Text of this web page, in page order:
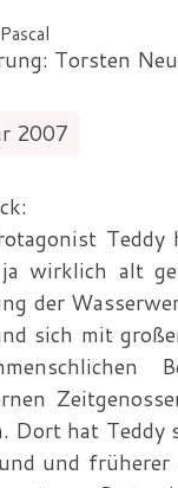
Torsten
2007
wirklich alt
der
sich mit
Dort hat Teddy
und früherer